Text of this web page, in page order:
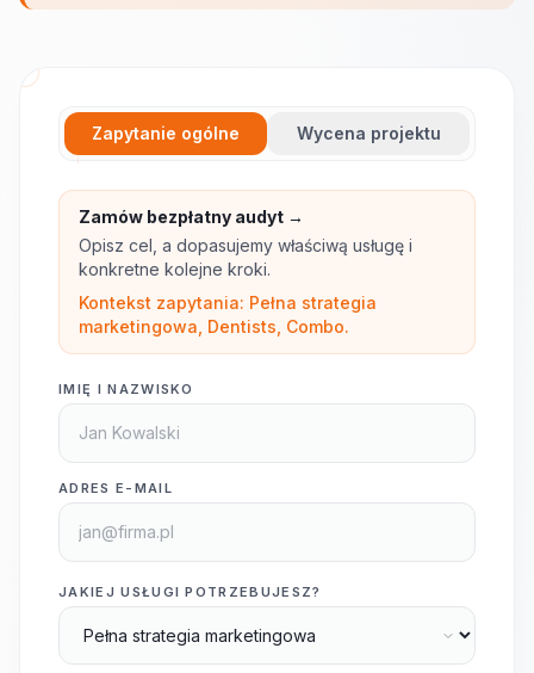
Zapytanie ogólne Wycena projektu
Zamów bezpłatny audyt →
Opisz cel, a dopasujemy właściwą usługę i
konkretne kolejne kroki.
Kontekst zapytania: Pełna strategia
marketingowa, Dentists, Combo.
IMIĘ I NAZWISKO
ADRES E-MAIL
JAKIEJ USŁUGI POTRZEBUJESZ?